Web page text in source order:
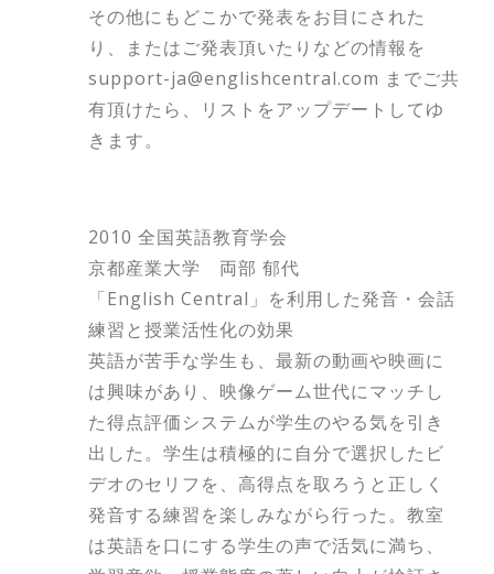
その他にもどこかで発表をお目にされた
り、またはご発表頂いたりなどの情報を
support-ja@englishcentral.com までご共
有頂けたら、リストをアップデートしてゆ
きます。
2010 全国英語教育学会
京都産業大学 両部 郁代
「English Central」を利用した発音・会話
練習と授業活性化の効果
英語が苦手な学生も、最新の動画や映画に
は興味があり、映像ゲーム世代にマッチし
た得点評価システムが学生のやる気を引き
出した。学生は積極的に自分で選択したビ
デオのセリフを、高得点を取ろうと正しく
発音する練習を楽しみながら行った。教室
は英語を口にする学生の声で活気に満ち、